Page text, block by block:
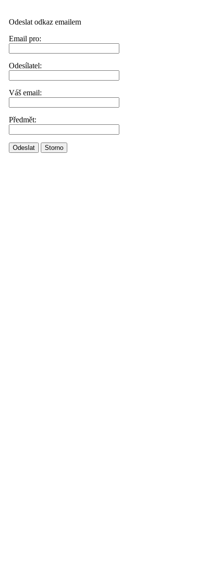
Odeslat odkaz emailem
Email pro:
Odesílatel:
Váš email:
Předmět:
Odeslat Storno